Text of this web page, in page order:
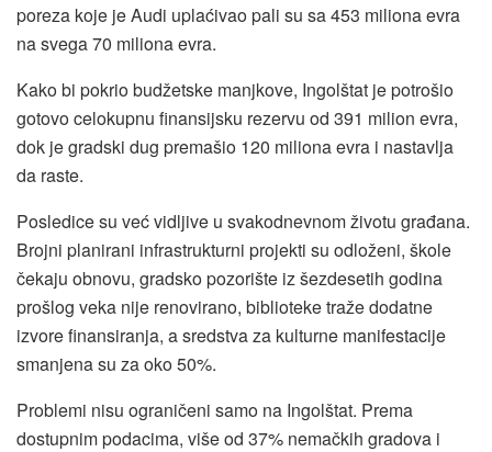
poreza koje je Audi uplaćivao pali su sa 453 miliona evra
na svega 70 miliona evra.
Kako bi pokrio budžetske manjkove, Ingolštat je potrošio
gotovo celokupnu finansijsku rezervu od 391 milion evra,
dok je gradski dug premašio 120 miliona evra i nastavlja
da raste.
Posledice su već vidljive u svakodnevnom životu građana.
Brojni planirani infrastrukturni projekti su odloženi, škole
čekaju obnovu, gradsko pozorište iz šezdesetih godina
prošlog veka nije renovirano, biblioteke traže dodatne
izvore finansiranja, a sredstva za kulturne manifestacije
smanjena su za oko 50%.
Problemi nisu ograničeni samo na Ingolštat. Prema
dostupnim podacima, više od 37% nemačkih gradova i